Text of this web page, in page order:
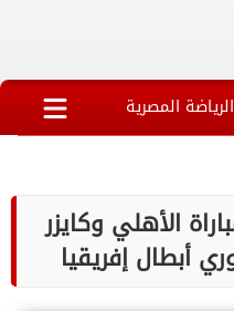
الرياضة المصرية
الأهلي وكايزر
أبطال إفريقيا